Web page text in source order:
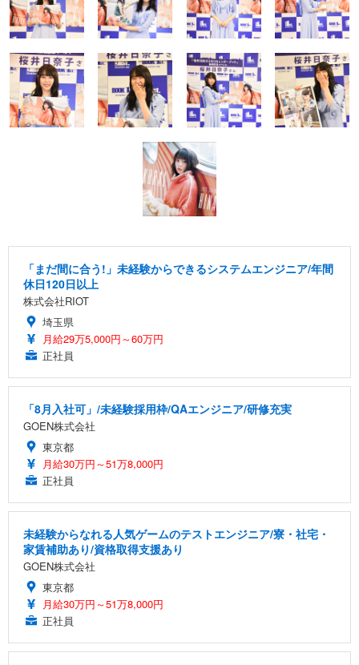
「まだ間に合う!」未経験からできるシステムエンジニア/年間
休日120日以上
株式会社RIOT
埼玉県
月給29万5,000円～60万円
正社員
「8月入社可」/未経験採用枠/QAエンジニア/研修充実
GOEN株式会社
東京都
月給30万円～51万8,000円
正社員
未経験からなれる人気ゲームのテストエンジニア/寮・社宅・
家賃補助あり/資格取得支援あり
GOEN株式会社
東京都
月給30万円～51万8,000円
正社員